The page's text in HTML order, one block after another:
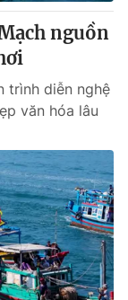
có sự chấp
phát hành lại
nguồn
trình diễn nghệ
văn hóa lâu